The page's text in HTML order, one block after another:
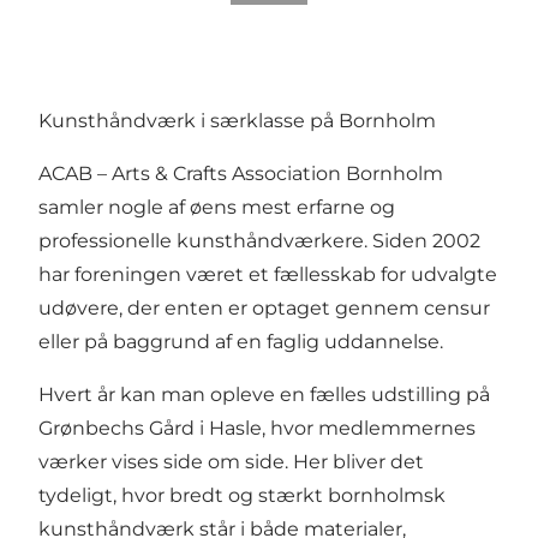
Kunsthåndværk i særklasse på Bornholm
ACAB – Arts & Crafts Association Bornholm
samler nogle af øens mest erfarne og
professionelle kunsthåndværkere. Siden 2002
har foreningen været et fællesskab for udvalgte
udøvere, der enten er optaget gennem censur
eller på baggrund af en faglig uddannelse.
Hvert år kan man opleve en fælles udstilling på
Grønbechs Gård i Hasle, hvor medlemmernes
værker vises side om side. Her bliver det
tydeligt, hvor bredt og stærkt bornholmsk
kunsthåndværk står i både materialer,